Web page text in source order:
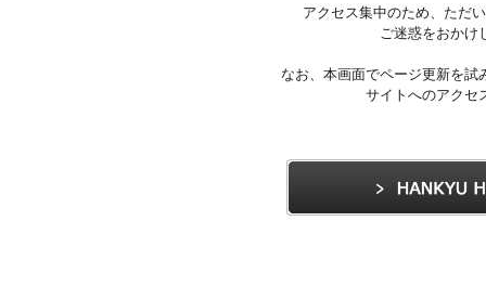
アクセス集中のため、ただ
ご迷惑をおかけ
なお、本画面でページ更新を
サイトへのアクセ